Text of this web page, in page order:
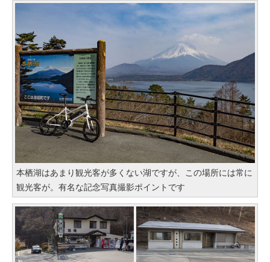
本栖湖はあまり観光客が多くない湖ですが、この場所には常に
観光客が。有名な記念写真撮影ポイントです